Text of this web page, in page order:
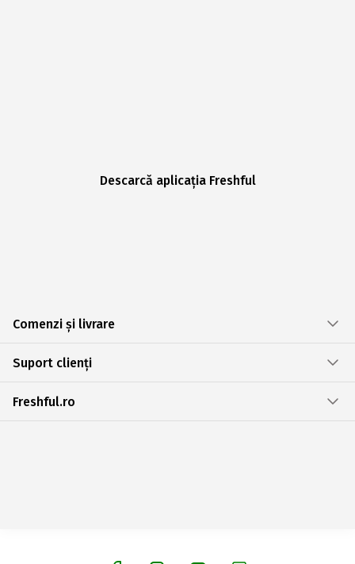
Descarcă aplicația Freshful
Comenzi și livrare
Suport clienți
Freshful.ro